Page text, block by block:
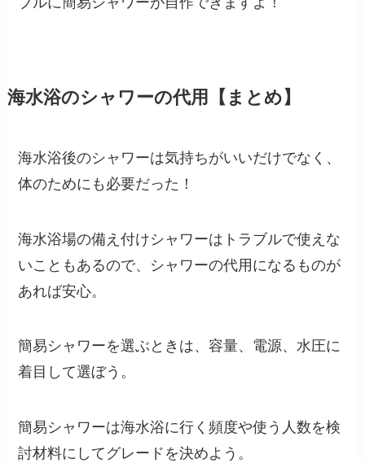
海水浴のシャワーの代用【まとめ】
海水浴後のシャワーは気持ちがいいだけでなく、
体のためにも必要だった！
海水浴場の備え付けシャワーはトラブルで使えな
いこともあるので、シャワーの代用になるものが
あれば安心。
簡易シャワーを選ぶときは、容量、電源、水圧に
着目して選ぼう。
簡易シャワーは海水浴に行く頻度や使う人数を検
討材料にしてグレードを決めよう。